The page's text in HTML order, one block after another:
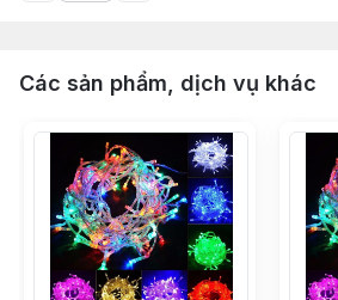
Các sản phẩm, dịch vụ khác